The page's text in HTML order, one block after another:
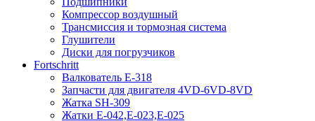
Компрессор воздушный
Трансмиссия и тормозная система
Глушители
Диски для погрузчиков
Fortschritt
Валкователь Е-318
Запчасти для двигателя 4VD-6VD-8VD
Жатка SH-309
Жатки Е-042,Е-023,Е-025